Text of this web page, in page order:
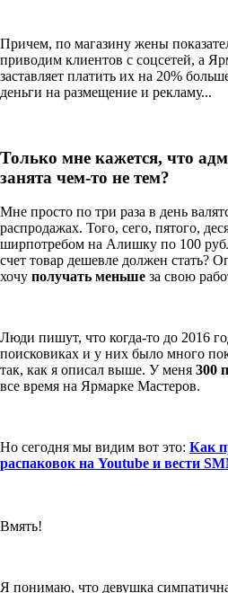
Причем, по магазину жены
приводим клиентов с соцсетей, а
заставляет платить их на 20%
деньги на размещение и рекламу...
Только мне кажется, что
занята чем-то не тем?
Мне просто по три раза в день
распродажах. Того, сего, пятого,
ширпотребом на Алишку по 100
счет товар дешевле должен стать?
хочу получать меньше за свою
Люди пишут, что когда-то до 2016
поисковиках и у них было много
так, как я описал выше. У меня 300
все время на Ярмарке Мастеров.
Но сегодня мы видим вот это: Как
распаковок на Youtube и вести
Вмять!
Я понимаю, что девушка